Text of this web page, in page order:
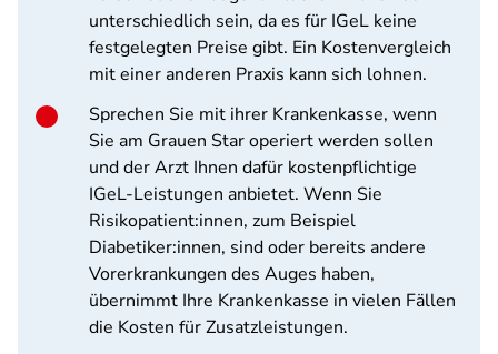
unterschiedlich sein, da es für IGeL keine
festgelegten Preise gibt. Ein Kostenvergleich
mit einer anderen Praxis kann sich lohnen.
Sprechen Sie mit ihrer Krankenkasse, wenn
Sie am Grauen Star operiert werden sollen
und der Arzt Ihnen dafür kostenpflichtige
IGeL-Leistungen anbietet. Wenn Sie
Risikopatient:innen, zum Beispiel
Diabetiker:innen, sind oder bereits andere
Vorerkrankungen des Auges haben,
übernimmt Ihre Krankenkasse in vielen Fällen
die Kosten für Zusatzleistungen.